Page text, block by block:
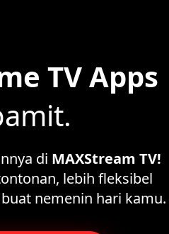
TV Apps
di MAXStream TV!
lebih fleksibel
nemenin hari kamu.